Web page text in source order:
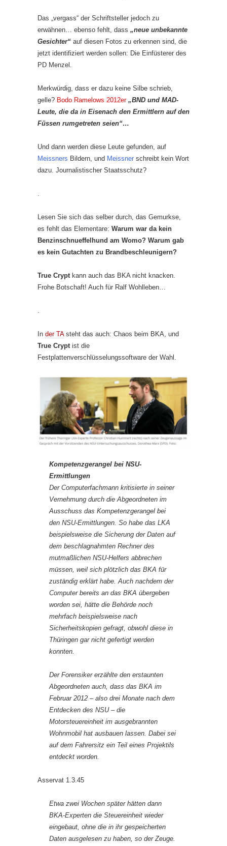
Das „vergass“ der Schriftsteller jedoch zu
erwähnen… ebenso fehlt, dass „neue unbekannte
Gesichter“ auf diesen Fotos zu erkennen sind, die
jetzt identifiziert werden sollen: Die Einfüsterer des
PD Menzel.
Merkwürdig, dass er dazu keine Silbe schrieb,
gelle? Bodo Ramelows 2012er „BND und MAD-
Leute, die da in Eisenach den Ermittlern auf den
Füssen rumgetreten seien“…
Und dann werden diese Leute gefunden, auf
Meissners Bildern, und Meissner schreibt kein Wort
dazu. Journalistischer Staatsschutz?
Lesen Sie sich das selber durch, das Gemurkse,
es fehlt das Elementare: Warum war da kein
Benzinschnueffelhund am Womo? Warum gab
es kein Gutachten zu Brandbeschleunigern?
True Crypt kann auch das BKA nicht knacken.
Frohe Botschaft! Auch für Ralf Wohlleben…
In der TAsteht das auch: Chaos beim BKA, und
True Crypt ist die
Festplattenverschlüsselungssoftware der Wahl.
Kompetenzgerangel bei NSU-
Ermittlungen
Der Computerfachmann kritisierte in seiner
Vernehmung durch die Abgeordneten im
Ausschuss das Kompetenzgerangel bei
den NSU-Ermittlungen. So habe das LKA
beispielsweise die Sicherung der Daten auf
dem beschlagnahmten Rechner des
mutmaßlichen NSU-Helfers abbrechen
müssen, weil sich plötzlich das BKA für
zuständig erklärt habe. Auch nachdem der
Computer bereits an das BKA übergeben
worden sei, hätte die Behörde noch
mehrfach beispielsweise nach
Sicherheitskopien gefragt, obwohl diese in
Thüringen gar nicht gefertigt werden
konnten.
Der Forensiker erzählte den erstaunten
Abgeordneten auch, dass das BKA im
Februar 2012 – also drei Monate nach dem
Entdecken des NSU – die
Motorsteuereinheit im ausgebrannten
Wohnmobil hat ausbauen lassen. Dabei sei
auf dem Fahrersitz ein Teil eines Projektils
entdeckt worden.
Asservat 1.3.45
Etwa zwei Wochen später hätten dann
BKA-Experten die Steuereinheit wieder
eingebaut, ohne die in ihr gespeicherten
Daten ausgelesen zu haben, so der Zeuge.